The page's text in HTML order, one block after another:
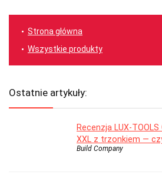
Strona główna
Wszystkie produkty
Ostatnie artykuły:
Recenzja LUX-
XXL z trzonkiem —
Build Company